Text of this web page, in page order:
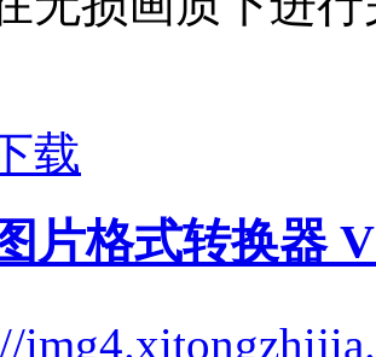
载
片格式转换器